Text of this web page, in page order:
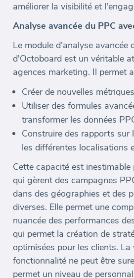
améliorer la visibilité et
Analyse avancée du PPC
Le module d'analyse avancée
d'Octoboard est un véritable
agences marketing. Il permet
Créer de nouvelles
Utiliser des formules
transformer les données
Construire des rapports sur
les différentes localisations
Cette capacité est inestimable
qui gèrent des campagnes
dans des géographies et des
diverses. Elle permet une
nuancée des performances
qui permet la création de
optimisées pour les clients. La
fonctionnalité ne peut être
permet un niveau de